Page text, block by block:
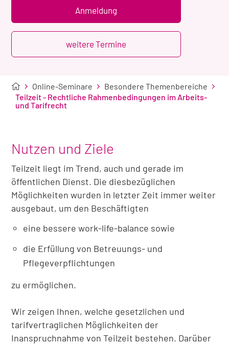
Übernachtung
Anmeldung
weitere Termine
Online-Seminare
Besondere Themenbereiche
Teilzeit - Rechtliche Rahmenbedingungen im Arbeits-
und Tarifrecht
Nutzen und Ziele
Teilzeit liegt im Trend, auch und gerade im
öffentlichen Dienst. Die diesbezüglichen
Möglichkeiten wurden in letzter Zeit immer weiter
ausgebaut, um den Beschäftigten
eine bessere work-life-balance sowie
die Erfüllung von Betreuungs- und
Pflegeverpflichtungen
zu ermöglichen.
Wir zeigen Ihnen, welche gesetzlichen und
tarifvertraglichen Möglichkeiten der
Inanspruchnahme von Teilzeit bestehen. Darüber